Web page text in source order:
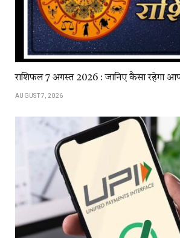
राशिफल 7 अगस्त 2026 : जानिए कैसा रहेगा
AUGUST 7, 2026